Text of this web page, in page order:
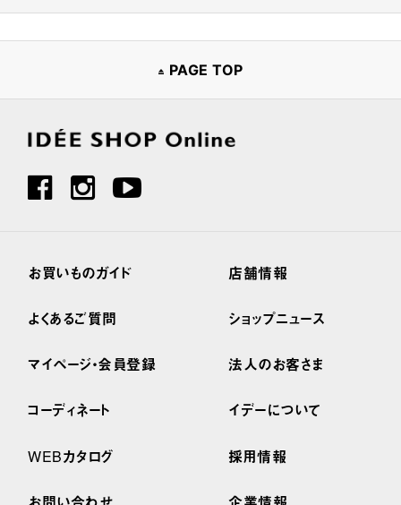
PAGE TOP
お買いものガイド
よくあるご質問
マイページ・会員登録
コーディネート
WEBカタログ
店舗情報
ショップニュース
法人のお客さま
イデーについて
採用情報